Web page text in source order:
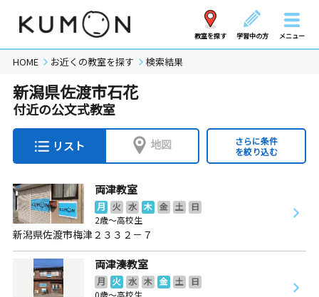
教室を探す 学習中の方 メニュー
HOME お近くの教室を探す 検索結果
新潟県佐渡市石花
付近の公文式教室
リスト 地図
さらに条件
を絞り込む
両津教室
月 火 水 木 金 土
日
2歳～高校生
新潟県佐渡市梅津２３３２－７
両津湊教室
月 火 水 木 金 土
日
0歳～高校生